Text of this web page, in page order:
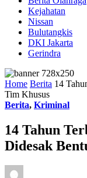
Kejahatan
Nissan
Bulutangkis
DKI Jakarta
Gerindra
Home Berita 14
Tim Khusus
Berita, Kriminal
14 Tahun
Didesak